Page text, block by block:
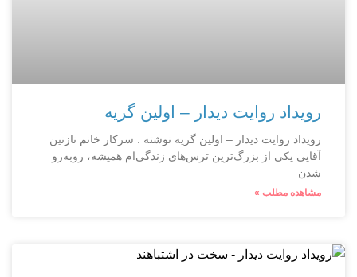
رویداد روایت دیدار – اولین گریه
رویداد روایت دیدار – اولین گریه نوشته : سرکار خانم نازنین
آقایی یکی از بزرگ‌ترین ترس‌های زندگی‌ام همیشه، روبه‌رو
شدن
مشاهده مطلب »